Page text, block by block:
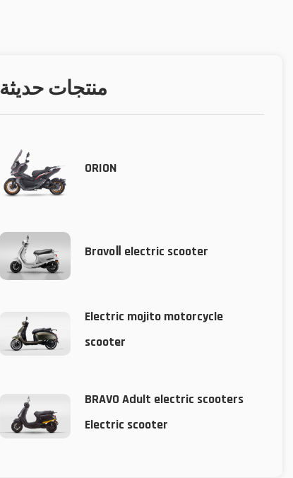
منتجات حديثة
ORION
BravoⅡ electric scooter
Electric mojito motorcycle
scooter
BRAVO Adult electric scooters
Electric scooter